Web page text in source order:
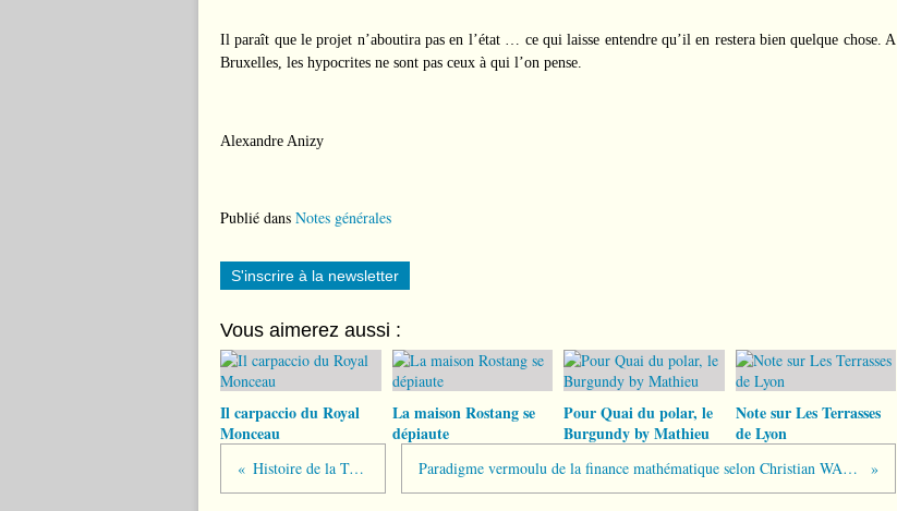
Il paraît que le projet n’aboutira pas en l’état … ce qui laisse entendre qu’il en restera bien quelque chose. A
Bruxelles, les hypocrites ne sont pas ceux à qui l’on pense.
Alexandre Anizy
Publié dans Notes générales
S'inscrire à la newsletter
Vous aimerez aussi :
Il carpaccio du Royal
Monceau
La maison Rostang se
dépiaute
Pour Quai du polar, le
Burgundy by Mathieu
Note sur Les Terrasses
de Lyon
Histoire de la Table Paradigme vermoulu de la finance mathématique selon Christian WALTER